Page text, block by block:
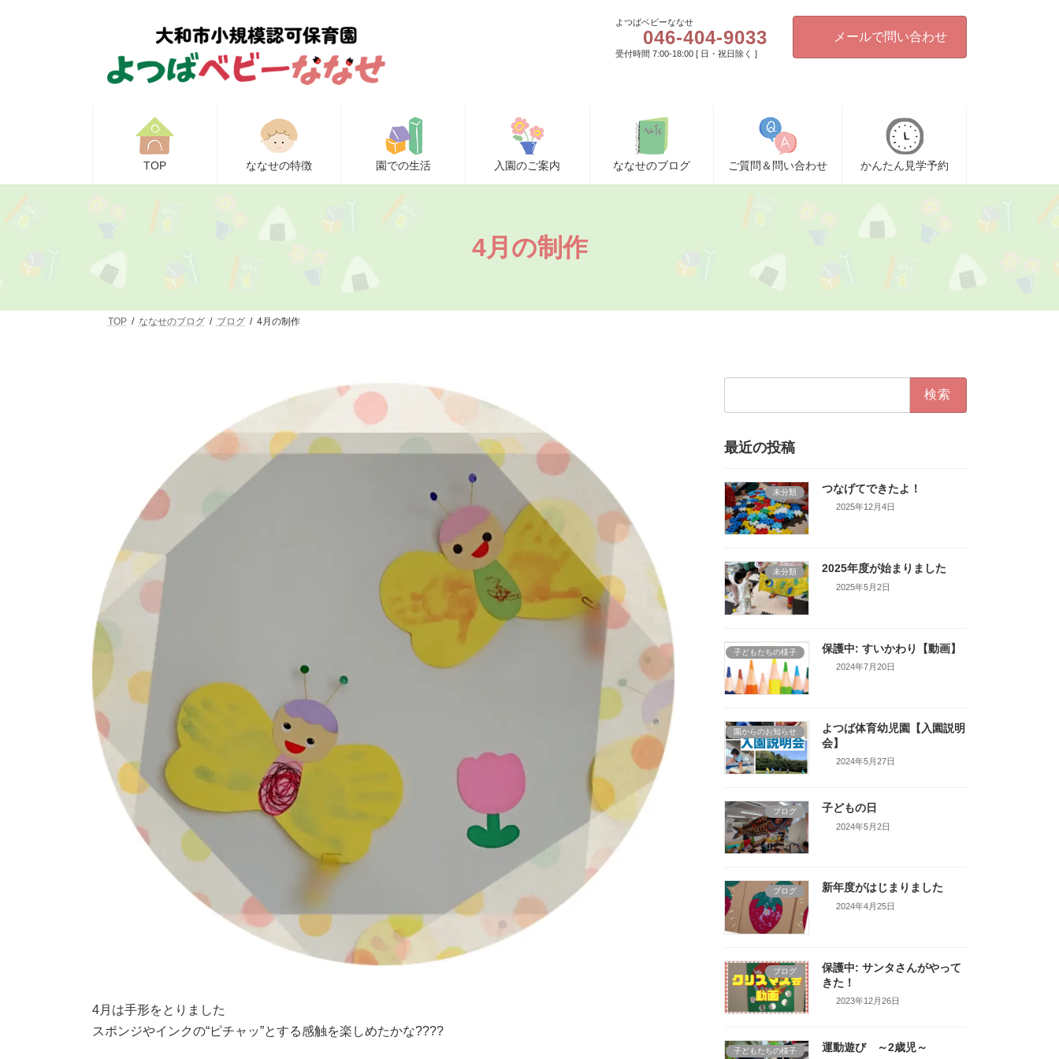
よつばベビーななせ
046-404-9033
受付時間 7:00-18:00 [ 日・祝日除く ]
メールで問い合わせ
TOP ななせの特徴 園での生活 入園のご案内 ななせのブログ ご質問＆問い合わせ かんたん見学予約
4月の制作
TOP ななせのブログ ブログ 4月の制作
4月は手形をとりました
スポンジやインクの“ピチャッ”とする感触を楽しめたかな????
最近の投稿
未分類 つなげてできたよ！
2025年12月4日
未分類 2025年度が始まりました
2025年5月2日
子どもたちの様子 保護中: すいかわり【動画】
2024年7月20日
園からのお知らせ
よつば体育幼児園【入園説明
会】
2024年5月27日
ブログ 子どもの日
2024年5月2日
ブログ 新年度がはじまりました
2024年4月25日
ブログ
保護中: サンタさんがやって
きた！
2023年12月26日
子どもたちの様子 運動遊び ～2歳児～